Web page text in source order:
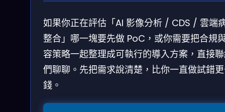
如果你正在評估「AI 影像分析 / CDS / 雲端
整合」哪一塊要先做 PoC，或你需要把合規
容策略一起整理成可執行的導入方案，直接
們聊聊。先把需求說清楚，比你一直做試錯
錢。